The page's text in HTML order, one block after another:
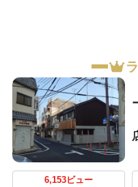
6,153ビュー